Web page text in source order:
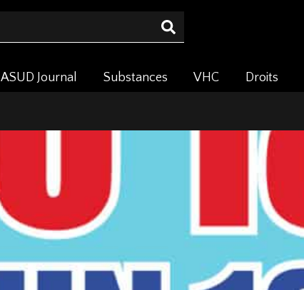
ASUD Journal Substances VHC Droits